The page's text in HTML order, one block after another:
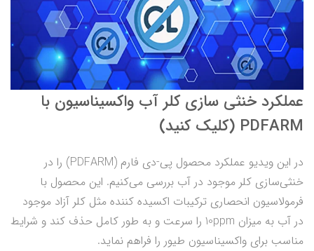
عملکرد خنثی سازی کلر آب واکسیناسیون با
PDFARM (کلیک کنید)
در این ویدیو عملکرد محصول پی‌-دی فارم (PDFARM) را در
خنثی‌سازی کلر موجود در آب بررسی می‌کنیم. این محصول با
فرمولاسیون انحصاری ترکیبات اکسیده کننده مثل کلر آزاد موجود
در آب به میزان 10ppm را سرعت و به طور کامل حذف کند و شرایط
مناسب برای واکسیناسیون طیور را فراهم نماید.